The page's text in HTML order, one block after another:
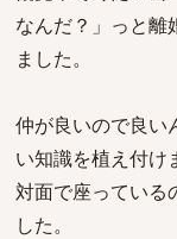
なんだ？」っと離
ました。
仲が良いので良い
い知識を植え付け
対面で座っている
した。